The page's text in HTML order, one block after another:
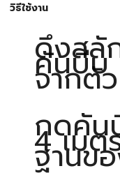
วิธีใช้งาน
ดึงสลั
คันบีบ
จากตัว
กดคัน
4 เมต
ฐานข